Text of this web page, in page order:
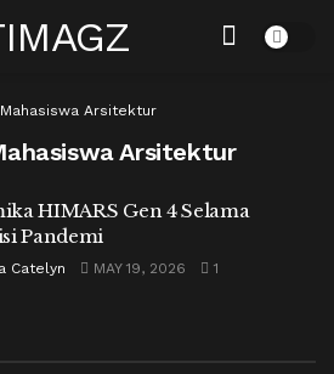
Arsitektur
Arsitektur
HIMARS Gen 4 Selama
Pandemi
Catelyn MAY 19, 2026 1